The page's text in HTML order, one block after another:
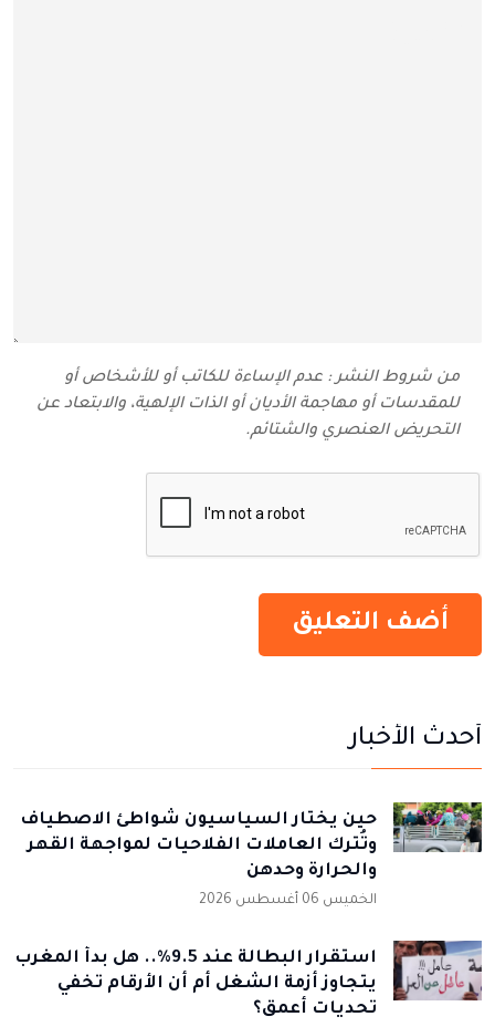
من شروط النشر : عدم الإساءة للكاتب أو للأشخاص أو
للمقدسات أو مهاجمة الأديان أو الذات الإلهية، والابتعاد عن
التحريض العنصري والشتائم‬.
أحدث الأخبار
حين يختار السياسيون شواطئ الاصطياف
وتُترك العاملات الفلاحيات لمواجهة القهر
والحرارة وحدهن
الخميس 06 أغسطس 2026
استقرار البطالة عند 9.5%.. هل بدأ المغرب
يتجاوز أزمة الشغل أم أن الأرقام تخفي
تحديات أعمق؟